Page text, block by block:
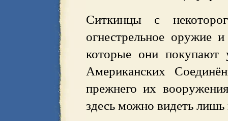
Ситкинцы с
огнестрельное
которые они
Американских
прежнего их
здесь можно видеть лишь